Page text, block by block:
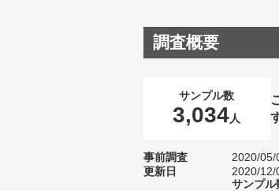
調査概要
サンプル数
3,034人
事前調査
2020/
更新日
2020/12/
サンプル